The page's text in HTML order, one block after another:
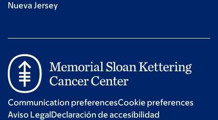
Nueva Jersey
Communication preferencesCookie preferences
Aviso LegalDeclaración de accesibilidad